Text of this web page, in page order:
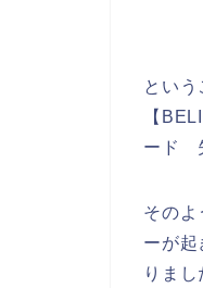
とい
【
ード
そのよ
ーが起
りまし